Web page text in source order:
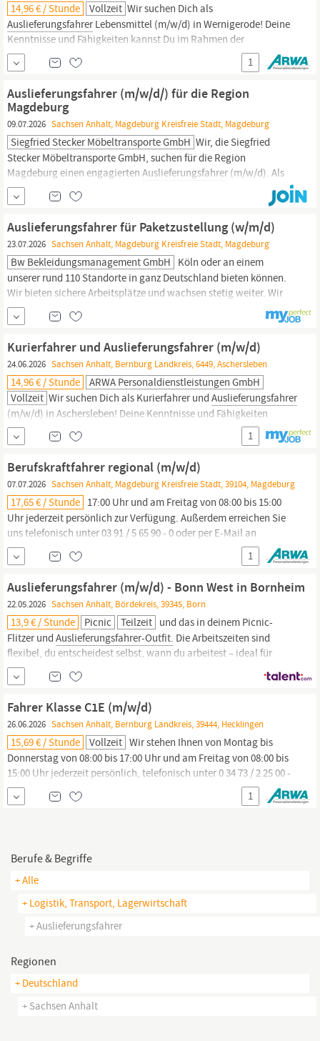
14,96 € / Stunde Vollzeit Wir suchen Dich als
AuslieferungsfahrerLebensmittel (m/w/d) in Wernigerode! Deine
Kenntnisse und Fähigkeiten kannst Du im Rahmen der
Arbeitnehmerüberlassung mit Option auf Übernahme im Bereich
Lager & Logistik vertiefen. Dein Job ist in Vollzeit und Du erhältst
14,96 € pro Stunde. Wir bieten Dir Als Arbeitgeber sind wir
1
Auslieferungsfahrer (m/w/d/) für die Region
Magdeburg
09.07.2026 Sachsen Anhalt, Magdeburg Kreisfreie Stadt, Magdeburg
Siegfried Stecker Möbeltransporte GmbH Wir, die Siegfried
Stecker Möbeltransporte GmbH, suchen für die Region
Magdeburg einen engagierten Auslieferungsfahrer (m/w/d). Als
renommiertes Familienunternehmen seit 1984 legen wir Wert auf
Zuverlässigkeit, Teamarbeit und hohe Qualitätsansprüche. Wenn
Sie sich mit unseren Werten identifizieren, freuen wir uns auf Ihre
Bewerbung.
Auslieferungsfahrer für Paketzustellung (w/m/d)
23.07.2026 Sachsen Anhalt, Magdeburg Kreisfreie Stadt, Magdeburg
Bw Bekleidungsmanagement GmbH Köln oder an einem
unserer rund 110 Standorte in ganz Deutschland bieten können.
Wir bieten sichere Arbeitsplätze und wachsen stetig weiter. Wir
suchen Sie in Vollzeit – befristet für ein Jahr – für unseren
Standort in Magdeburg (Sülzetal) als:
(w/m/d) für Paketzustellung Unser neues Bekleidungszentrum
(BZ) in Magdeburg
Kurierfahrer und Auslieferungsfahrer (m/w/d)
24.06.2026 Sachsen Anhalt, Bernburg Landkreis, 6449, Aschersleben
14,96 € / Stunde
ARWA Personaldienstleistungen GmbH
Vollzeit Wir suchen Dich als Kurierfahrer und Auslieferungsfahrer
(m/w/d) in Aschersleben! Deine Kenntnisse und Fähigkeiten
kannst Du im Rahmen der Arbeitnehmerüberlassung im Bereich
Produktion & Fertigung vertiefen. Dein Job ist in Vollzeit und Du
erhältst 14,96 € pro Stunde. Wir bieten Dir Abschlagszahlungen
Ein freundliches und sympathisches Team als...
1
Berufskraftfahrer regional (m/w/d)
07.07.2026 Sachsen Anhalt, Magdeburg Kreisfreie Stadt, 39104, Magdeburg
17,65 € / Stunde 17:00 Uhr und am Freitag von 08:00 bis 15:00
Uhr jederzeit persönlich zur Verfügung. Außerdem erreichen Sie
uns telefonisch unter 03 91 / 5 65 90 - 0 oder per E-Mail an
magdeburg, LKW‑Fahrer (m/w/d), Fernfahrer (m/w/d), Zusteller
(m/w/d), Kurierfahrer (m/w/d),
(m/w/d) oder
Gefahrguttransporter (m/w/d) Warten Sie nicht
1
Auslieferungsfahrer (m/w/d) - Bonn West in Bornheim
22.05.2026 Sachsen Anhalt, Bördekreis, 39345, Born
13,9 € / Stunde Picnic Teilzeit und das in deinem Picnic-
Flitzer und Auslieferungsfahrer-Outfit. Die Arbeitszeiten sind
flexibel, du entscheidest selbst, wann du arbeitest – ideal für
Studierende oder Aushilfen. Voraussetzung: Führerschein Klasse
B, sicherer Fahrstil und Enthusiasmus! Was bieten wir dir? Ein
höheres Gehalt als in vergleichbaren Funktionen +
Fahrer Klasse C1E (m/w/d)
26.06.2026 Sachsen Anhalt, Bernburg Landkreis, 39444, Hecklingen
15,69 € / Stunde Vollzeit Wir stehen Ihnen von Montag bis
Donnerstag von 08:00 bis 17:00 Uhr und am Freitag von 08:00 bis
15:00 Uhr jederzeit persönlich, telefonisch unter 0 34 73 / 2 25 00 -
0 oder per E-Mail an aschersleben, Lkw‑Fahrer (m/w/d),
Kleintransporterfahrer (m/w/d),
(m/w/d),
1
Berufe & Begriffe
+ Alle
+ Logistik, Transport, Lagerwirtschaft
+ Auslieferungsfahrer
Regionen
+ Deutschland
+ Sachsen Anhalt